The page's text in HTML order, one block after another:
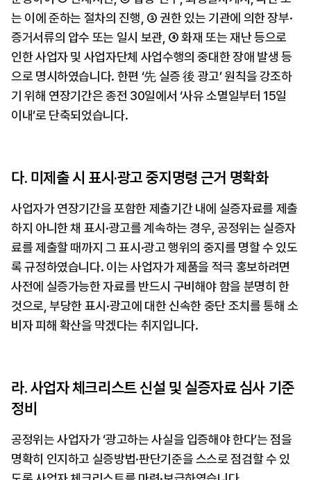
는 이에 준하는 절차의 진행, ③ 권한 있는 기관에 의한 장부·
증거서류의 압수 또는 일시 보관, ④ 화재 또는 재난 등으로
인한 사업자 및 사업자단체 사업수행의 중대한 장애 발생 등
으로 명시하였습니다. 한편 ‘先 실증 後 광고’ 원칙을 강조하
기 위해 연장기간은 종전 30일에서 ‘사유 소멸일부터 15일
이내’로 단축되었습니다.
다. 미제출 시 표시·광고 중지명령 근거 명확화
사업자가 연장기간을 포함한 제출기간 내에 실증자료를 제출
하지 아니한 채 표시·광고를 계속하는 경우, 공정위는 실증자
료를 제출할 때까지 그 표시·광고 행위의 중지를 명할 수 있도
록 규정하였습니다. 이는 사업자가 제품을 적극 홍보하려면
사전에 실증가능한 자료를 반드시 구비해야 함을 분명히 한
것으로, 부당한 표시·광고에 대한 신속한 중단 조치를 통해 소
비자 피해 확산을 막겠다는 취지입니다.
라. 사업자 체크리스트 신설 및 실증자료 심사 기준
정비
공정위는 사업자가 ‘광고하는 사실을 입증해야 한다’는 점을
명확히 인지하고 실증방법·판단기준을 스스로 점검할 수 있